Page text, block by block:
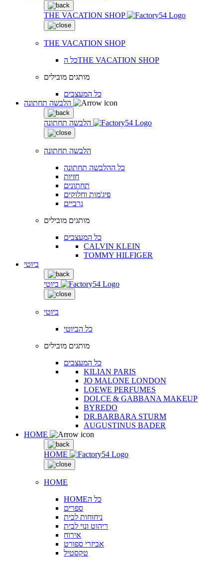
THE VACATION SHOP
THE VACATION SHOP
כל הTHE VACATION SHOP
מותגים מובילים
כל המעצבים
הלבשה תחתונה
הלבשה תחתונה
כל ההלבשה תחתונה
חזיות
תחתונים
פיג'מות וחלוקים
גרביים
מותגים מובילים
כל המעצבים
CALVIN KLEIN
TOMMY HILFIGER
ביוטי
ביוטי
ביוטי
כל הביוטי
מותגים מובילים
כל המעצבים
KILIAN PARIS
JO MALONE LONDON
LOEWE PERFUMES
DOLCE & GABBANA MAKEUP
BYREDO
DR.BARBARA STURM
AUGUSTINUS BADER
HOME
HOME
HOME
HOMEכל ה
ספרים
ניחוחות לבית
ריהוט ונוי לבית
אירוח
אביזרי ספורט
טקסטיל